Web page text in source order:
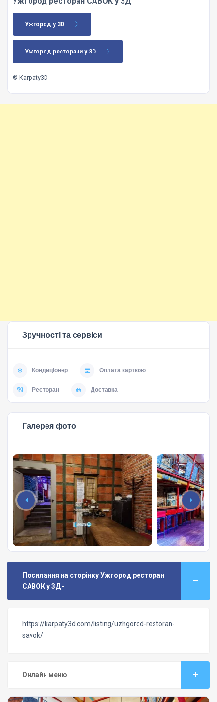
Ужгород у 3D
Ужгород ресторани у 3D
© Karpaty3D
Зручності та сервіси
Кондиціонер Оплата карткою
Ресторан Доставка
Галерея фото
Посилання на сторінку Ужгород ресторан
САВОК у 3Д -
https://karpaty3d.com/listing/uzhgorod-restoran-
savok/
Онлайн меню